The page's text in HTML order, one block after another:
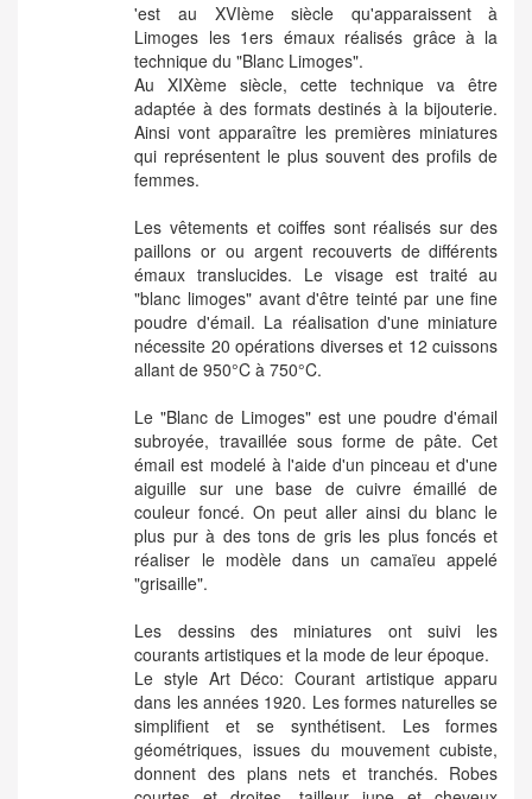
'est au XVIème siècle qu'apparaissent à
Limoges les 1ers émaux réalisés grâce à la
technique du "Blanc Limoges".
Au XIXème siècle, cette technique va être
adaptée à des formats destinés à la bijouterie.
Ainsi vont apparaître les premières miniatures
qui représentent le plus souvent des profils de
femmes.
Les vêtements et coiffes sont réalisés sur des
paillons or ou argent recouverts de différents
émaux translucides. Le visage est traité au
"blanc limoges" avant d'être teinté par une fine
poudre d'émail. La réalisation d'une miniature
nécessite 20 opérations diverses et 12 cuissons
allant de 950°C à 750°C.
Le "Blanc de Limoges" est une poudre d'émail
subroyée, travaillée sous forme de pâte. Cet
émail est modelé à l'aide d'un pinceau et d'une
aiguille sur une base de cuivre émaillé de
couleur foncé. On peut aller ainsi du blanc le
plus pur à des tons de gris les plus foncés et
réaliser le modèle dans un camaïeu appelé
"grisaille".
Les dessins des miniatures ont suivi les
courants artistiques et la mode de leur époque.
Le style Art Déco: Courant artistique apparu
dans les années 1920. Les formes naturelles se
simplifient et se synthétisent. Les formes
géométriques, issues du mouvement cubiste,
donnent des plans nets et tranchés. Robes